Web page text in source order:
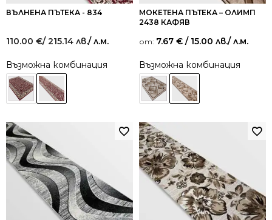
ВЪЛНЕНА ПЪТЕКА - 834
110.00 €/ 215.14 лв./ л.м.
Възможна комбинация
МОКЕТЕНА ПЪТЕКА – ОЛИМП
2438 КАФЯВ
от: 7.67 € / 15.00 лв./ л.м.
Възможна комбинация